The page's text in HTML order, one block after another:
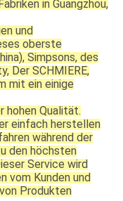
in Guangzhou,
und
oberste
Simpsons, des
Der SCHMIERE,
mit ein einige
hohen Qualität.
einfach herstellen
während der
den höchsten
Service wird
vom Kunden und
Produkten